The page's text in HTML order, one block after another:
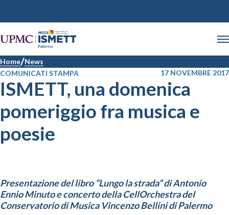
Home News
COMUNICATI STAMPA
17 NOVEMBRE 2017
ISMETT, una domenica
pomeriggio fra musica e
poesie
Presentazione del libro “Lungo la strada” di Antonio
Ennio Minuto e concerto della CellOrchestra del
Conservatorio di Musica Vincenzo Bellini di Palermo